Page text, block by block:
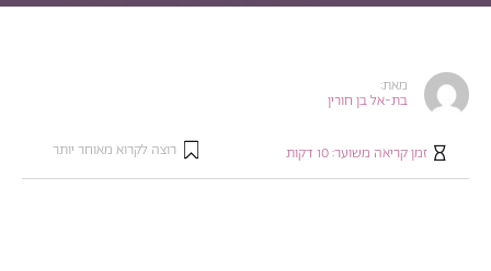
מאת:
בת-אל בן חורין
זמן קריאה משוער:10 דקות רוצה לקרוא מאוחר יותר